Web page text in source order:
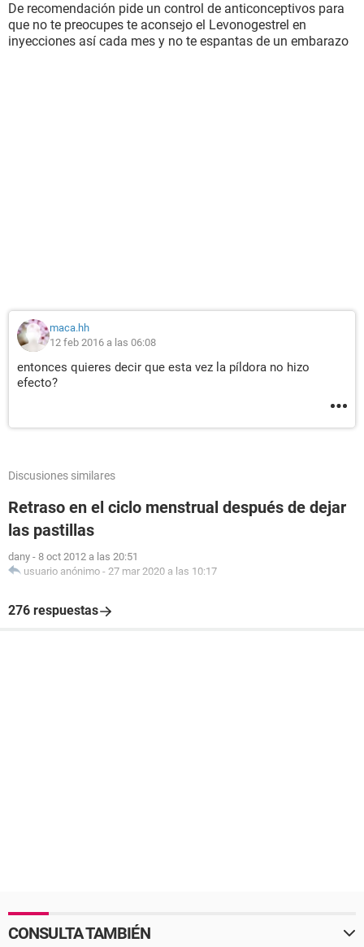
De recomendación pide un control de anticonceptivos para
que no te preocupes te aconsejo el Levonogestrel en
inyecciones así cada mes y no te espantas de un embarazo
maca.hh
12 feb 2016 a las 06:08
entonces quieres decir que esta vez la píldora no hizo
efecto?
Discusiones similares
Retraso en el ciclo menstrual después de dejar
las pastillas
dany - 8 oct 2012 a las 20:51
usuario anónimo - 27 mar 2020 a las 10:17
276 respuestas
CONSULTA TAMBIÉN